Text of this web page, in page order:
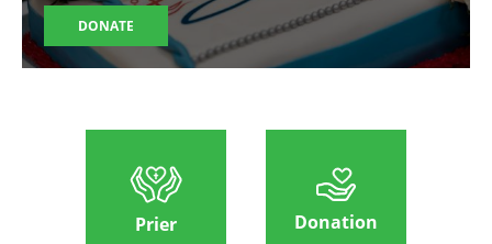
DONATE
Prier Donation